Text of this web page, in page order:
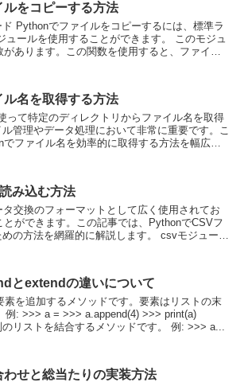
をコピーする方法
Pythonでファイルをコピーするには、標準ラ
ュールを使用することができます。 このモジュ
があります。この関数を使用すると、ファイル
名を取得する方法
って特定のディレクトリからファイル名を取得
管理やデータ処理において非常に重要です。こ
ファイル名を効率的に取得する方法を幅広く
み込む方法
交換のフォーマットとして広く使用されてお
とができます。この記事では、PythonでCSVフ
の方法を網羅的に解説します。 csvモジュール
とextendの違いについて
素を追加するメソッドです。要素はリストの末
例: >>> a = >>> a.append(4) >>> print(a)
リストを結合するメソッドです。 例: >>> a...
せと総当たりの実装方法